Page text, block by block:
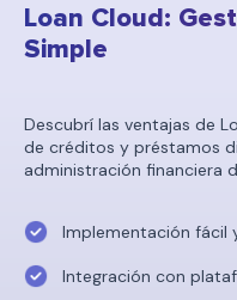
Loan Cloud:
Simple
Descubrí las ventajas de
de créditos y préstamos
administración financiera
Implementación fácil
Integración con